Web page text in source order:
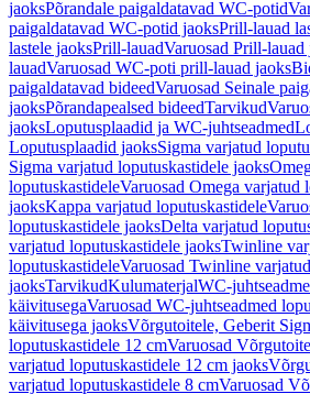
jaoksPõrandale paigaldatavad WC-potid
paigaldatavad WC-potid jaoksPrill-lauad
lastele jaoksPrill-lauadVaruosad Prill-lauad
lauadVaruosad WC-poti prill-lauad jaoks
paigaldatavad bideedVaruosad Seinale
jaoksPõrandapealsed bideedTarvikud
jaoksLoputusplaadid ja WC-juhtseadmed
Loputusplaadid jaoksSigma varjatud
Sigma varjatud loputuskastidele jaoks
loputuskastideleVaruosad Omega varjatud
jaoksKappa varjatud loputuskastidele
loputuskastidele jaoksDelta varjatud
varjatud loputuskastidele jaoksTwinline
loputuskastideleVaruosad Twinline
jaoksTarvikudKulumaterjalWC-
käivitusegaVaruosad WC-juhtseadmed
käivitusega jaoksVõrgutoitele, Geberit
loputuskastidele 12 cmVaruosad
varjatud loputuskastidele 12 cm jaoks
varjatud loputuskastidele 8 cmVaruosad